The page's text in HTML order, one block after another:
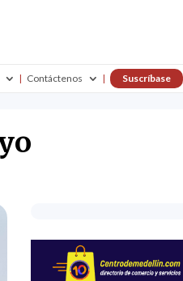
Contáctenos Suscríbase